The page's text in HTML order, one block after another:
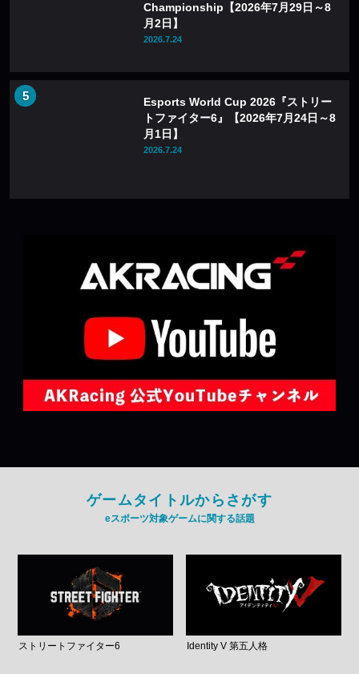
Championship【2026年7月29日～8
月2日】
2026.7.24
Esports World Cup 2026『ストリー
トファイター6』【2026年7月24日～8
月1日】
2026.7.24
ゲームタイトルからさがす
eスポーツ対象ゲームに関する話題
ストリートファイター6 Identity V 第五人格